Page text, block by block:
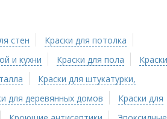
стен
Краски для потолка
и кухни
Краски для пола
Краски
Краски для штукатурки,
для деревянных домов
Краски для